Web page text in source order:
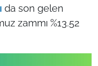
da son gelen
zammı %13.52